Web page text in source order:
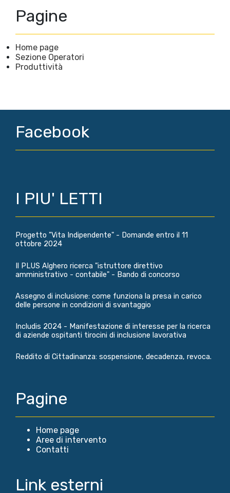
Pagine
Home page
Sezione Operatori
Produttività
Facebook
I PIU' LETTI
Progetto "Vita Indipendente" - Domande entro il 11
ottobre 2024
Il PLUS Alghero ricerca "istruttore direttivo
amministrativo - contabile" - Bando di concorso
Assegno di inclusione: come funziona la presa in carico
delle persone in condizioni di svantaggio
Includis 2024 - Manifestazione di interesse per la ricerca
di aziende ospitanti tirocini di inclusione lavorativa
Reddito di Cittadinanza: sospensione, decadenza, revoca.
Pagine
Home page
Aree di intervento
Contatti
Link esterni